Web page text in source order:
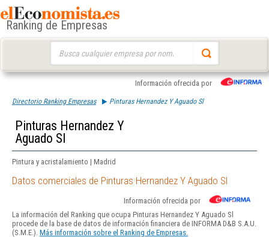
Ranking de Empresas
Información ofrecida por
Directorio Ranking Empresas Pinturas Hernandez Y Aguado Sl
Pinturas Hernandez Y
Aguado Sl
Pintura y acristalamiento | Madrid
Datos comerciales de Pinturas Hernandez Y Aguado Sl
Información ofrecida por
La información del Ranking que ocupa Pinturas Hernandez Y Aguado Sl
procede de la base de datos de información financiera de INFORMA D&B S.A.U.
(S.M.E.). Más información sobre el Ranking de Empresas.